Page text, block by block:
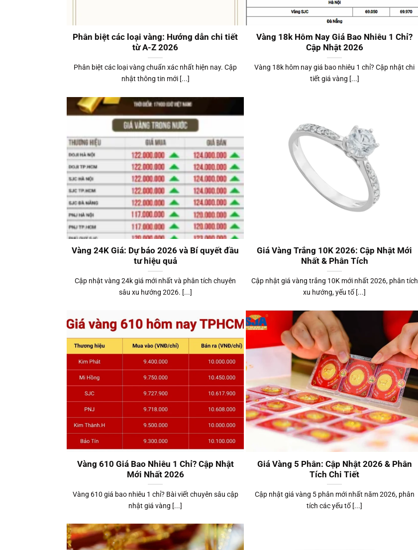
Phân biệt các loại vàng: Hướng dẫn chi tiết
từ A-Z 2026
Phân biệt các loại vàng chuẩn xác nhất hiện nay. Cập
nhật thông tin mới [...]
Vàng 18k Hôm Nay Giá Bao Nhiêu 1 Chỉ?
Cập Nhật 2026
Vàng 18k hôm nay giá bao nhiêu 1 chỉ? Cập nhật chi
tiết giá vàng [...]
Vàng 24K Giá: Dự báo 2026 và Bí quyết đầu
tư hiệu quả
Cập nhật vàng 24k giá mới nhất và phân tích chuyên
sâu xu hướng 2026. [...]
Giá Vàng Trắng 10K 2026: Cập Nhật Mới
Nhất & Phân Tích
Cập nhật giá vàng trắng 10K mới nhất 2026, phân tích
xu hướng, yếu tố [...]
Vàng 610 Giá Bao Nhiêu 1 Chỉ? Cập Nhật
Mới Nhất 2026
Vàng 610 giá bao nhiêu 1 chỉ? Bài viết chuyên sâu cập
nhật giá vàng [...]
Giá Vàng 5 Phân: Cập Nhật 2026 & Phân
Tích Chi Tiết
Cập nhật giá vàng 5 phân mới nhất năm 2026, phân
tích các yếu tố [...]